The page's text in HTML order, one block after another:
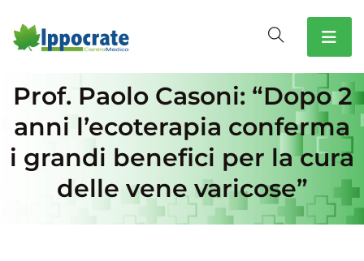
Prof. Paolo Casoni: “Dopo 2
anni l’ecoterapia conferma
i grandi benefici per la cura
delle vene varicose”